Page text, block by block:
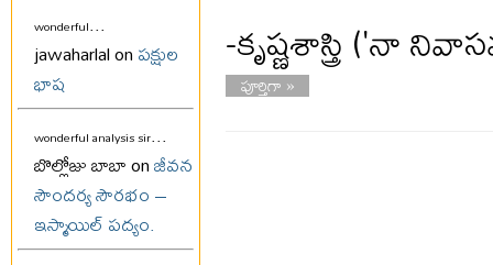
wonderful...
jawaharlal onపక్షుల
భాష
wonderful analysis sir...
బొల్లోజు బాబా onజీవన
సౌందర్య సౌరభం –
ఇస్మాయిల్ పద్యం.
-కృష్ణశాస్త్రి ('నా
పూర్తిగా »